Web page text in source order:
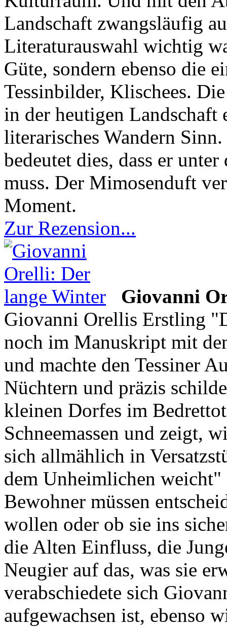
Landschaft zwangsläufig
Literaturauswahl wichtig
Güte, sondern ebenso die
Tessinbilder, Klischees.
in der heutigen Landschaft
literarisches Wandern
bedeutet dies, dass er
muss. Der Mimosenduft
Moment.
Zur Rezension...
Giovanni
Giovanni Orellis Erstling
noch im Manuskript mit
und machte den Tessiner
Nüchtern und präzis
kleinen Dorfes im
Schneemassen und zeigt,
sich allmählich in
dem Unheimlichen
Bewohner müssen
wollen oder ob sie ins
die Alten Einfluss, die
Neugier auf das, was sie
verabschiedete sich
aufgewachsen ist, ebenso